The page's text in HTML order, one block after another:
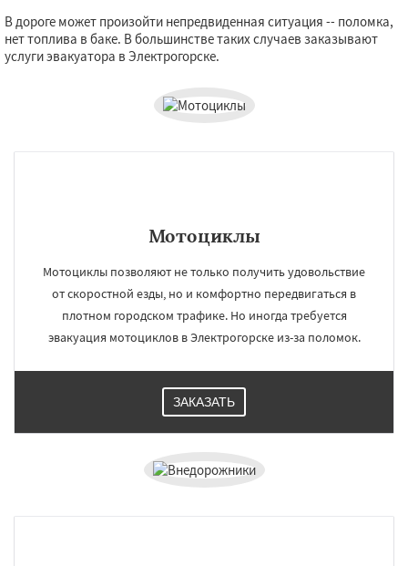
В дороге может произойти непредвиденная ситуация -- поломка,
нет топлива в баке. В большинстве таких случаев заказывают
услуги эвакуатора в Электрогорске.
Мотоциклы
Мотоциклы позволяют не только получить удовольствие
от скоростной езды, но и комфортно передвигаться в
плотном городском трафике. Но иногда требуется
эвакуация мотоциклов в Электрогорске из-за поломок.
ЗАКАЗАТЬ